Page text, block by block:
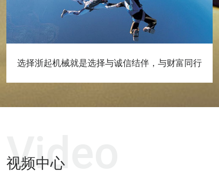
选择浙起机械就是选择与诚信结伴，与财富同行
Video
视频中心